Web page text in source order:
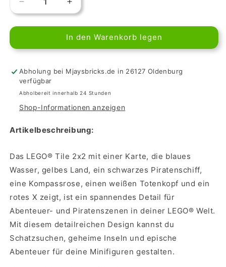
Verringere
die
Menge
LEGO
2x2
-
Piraten-
Erhöhe
die
Menge
für
LEGO
2x2
Piraten-
In den Warenkorb legen
Abholung bei Mjaysbricks.de in 26127 Oldenburg
verfügbar
Abholbereit innerhalb 24 Stunden
Shop-Informationen anzeigen
Artikelbeschreibung:
Das LEGO® Tile 2x2 mit einer Karte, die blaues
Wasser, gelbes Land, ein schwarzes Piratenschiff,
eine Kompassrose, einen weißen Totenkopf und ein
rotes X zeigt, ist ein spannendes Detail für
Abenteuer- und Piratenszenen in deiner LEGO® Welt.
Mit diesem detailreichen Design kannst du
Schatzsuchen, geheime Inseln und epische
Abenteuer für deine Minifiguren gestalten.